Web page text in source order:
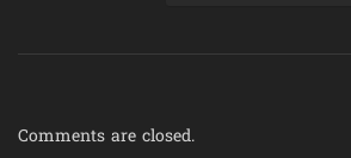
Comments are closed.